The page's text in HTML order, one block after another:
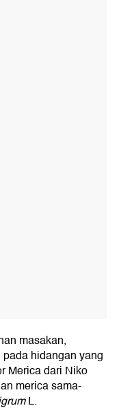
masakan,
hidangan yang
Merica dari Niko
merica sama-
L.